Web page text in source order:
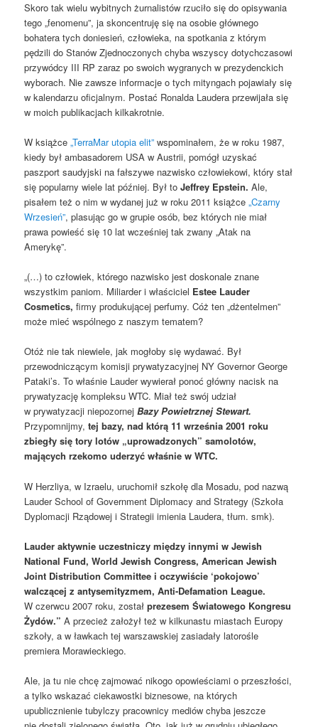
Skoro tak wielu wybitnych żurnalistów rzuciło się do opisywania
tego „fenomenu”, ja skoncentruję się na osobie głównego
bohatera tych doniesień, człowieka, na spotkania z którym
pędzili do Stanów Zjednoczonych chyba wszyscy dotychczasowi
przywódcy III RP zaraz po swoich wygranych w prezydenckich
wyborach. Nie zawsze informacje o tych mityngach pojawiały się
w kalendarzu oficjalnym. Postać Ronalda Laudera przewijała się
w moich publikacjach kilkakrotnie.
W książce„TerraMar utopia elit” wspominałem, że w roku 1987,
kiedy był ambasadorem USA w Austrii, pomógł uzyskać
paszport saudyjski na fałszywe nazwisko człowiekowi, który stał
się popularny wiele lat później. Był toJeffrey Epstein. Ale,
pisałem też o nim w wydanej już w roku 2011 książce„Czarny
Wrzesień”, plasując go w grupie osób, bez których nie miał
prawa powieść się 10 lat wcześniej tak zwany „Atak na
Amerykę”.
„(…) to człowiek, którego nazwisko jest doskonale znane
wszystkim paniom. Miliarder i właściciel Estee Lauder
Cosmetics, firmy produkującej perfumy. Cóż ten „dżentelmen”
może mieć wspólnego z naszym tematem?
Otóż nie tak niewiele, jak mogłoby się wydawać. Był
przewodniczącym komisji prywatyzacyjnej NY Governor George
Pataki’s. To właśnie Lauder wywierał ponoć główny nacisk na
prywatyzację kompleksu WTC. Miał też swój udział
w prywatyzacji niepozornejBazy Powietrznej Stewart.
Przypomnijmy, tej bazy, nad którą 11 września 2001 roku
zbiegły się tory lotów „uprowadzonych” samolotów,
mających rzekomo uderzyć właśnie w WTC.
W Herzliya, w Izraelu, uruchomił szkołę dla Mosadu, pod nazwą
Lauder School of Government Diplomacy and Strategy (Szkoła
Dyplomacji Rządowej i Strategii imienia Laudera, tłum. smk).
Lauder aktywnie uczestniczy między innymi w Jewish
National Fund, World Jewish Congress, American Jewish
Joint Distribution Committee i oczywiście ‘pokojowo’
walczącej z antysemityzmem, Anti-Defamation League.
W czerwcu 2007 roku, zostałprezesem Światowego Kongresu
Żydów.”A przecież założył też w kilkunastu miastach Europy
szkoły, a w ławkach tej warszawskiej zasiadały latorośle
premiera Morawieckiego.
Ale, ja tu nie chcę zajmować nikogo opowieściami o przeszłości,
a tylko wskazać ciekawostki biznesowe, na których
upublicznienie tubylczy pracownicy mediów chyba jeszcze